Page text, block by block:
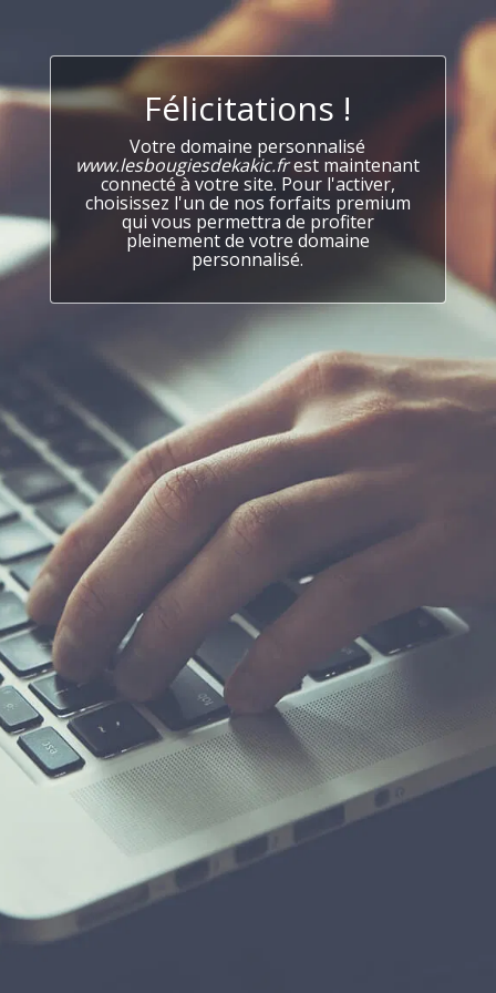
Félicitations !
Votre domaine personnalisé
www.lesbougiesdekakic.frest maintenant
connecté à votre site. Pour l'activer,
choisissez l'un de nos forfaits premium
qui vous permettra de profiter
pleinement de votre domaine
personnalisé.